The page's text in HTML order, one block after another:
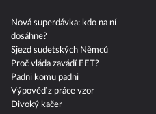
Nová superdávka: kdo na ní
dosáhne?
Sjezd sudetských Němců
Proč vláda zavádí EET?
Padni komu padni
Výpověď z práce vzor
Divoký kačer